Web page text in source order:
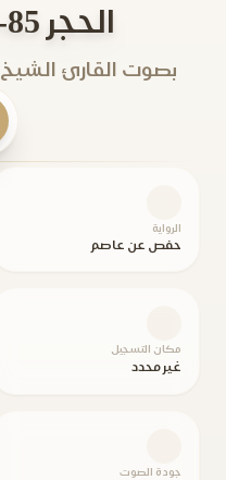
الحجر 85-اخر السورة
بصوت القارئ
الرواية
حفص عن عاصم
مكان التسجيل
غير محدد
جودة الصوت